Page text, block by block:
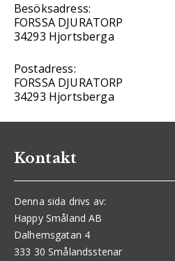
Besöksadress:
FORSSA DJURATORP
34293 Hjortsberga
Postadress:
FORSSA DJURATORP
34293 Hjortsberga
Kontakt
Denna sida drivs av:
Happy Småland AB
Dalhemsgatan 4
333 30 Smålandsstenar